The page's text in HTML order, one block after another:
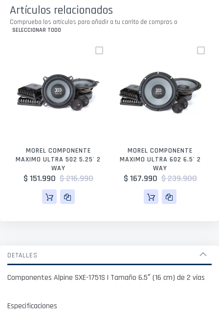
Artículos relacionados
Comprueba los artículos para añadir a tu carrito de compras o
SELECCIONAR TODO
MOREL COMPONENTE
MAXIMO ULTRA 502 5.25' 2
WAY
$ 151.990 $ 216.990
MOREL COMPONENTE
MAXIMO ULTRA 602 6.5' 2
WAY
$ 167.990 $ 239.900
DETALLES
Componentes Alpine SXE-1751S | Tamaño 6.5″ (16 cm) de 2 vías
Especificaciones